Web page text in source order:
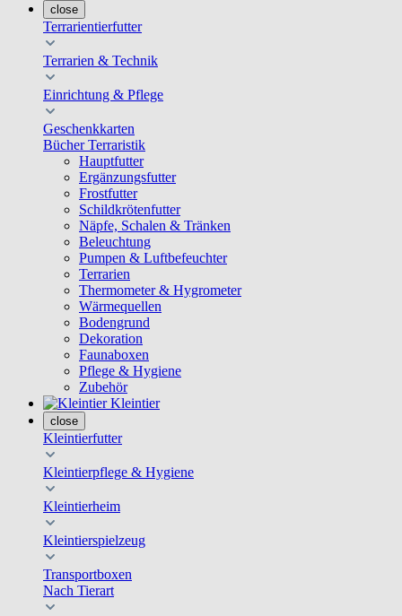
close
Terrarientierfutter
Terrarien & Technik
Einrichtung & Pflege
Geschenkkarten
Bücher Terraristik
Hauptfutter
Ergänzungsfutter
Frostfutter
Schildkrötenfutter
Näpfe, Schalen & Tränken
Beleuchtung
Pumpen & Luftbefeuchter
Terrarien
Thermometer & Hygrometer
Wärmequellen
Bodengrund
Dekoration
Faunaboxen
Pflege & Hygiene
Zubehör
Kleintier
close
Kleintierfutter
Kleintierpflege & Hygiene
Kleintierheim
Kleintierspielzeug
Transportboxen
Nach Tierart